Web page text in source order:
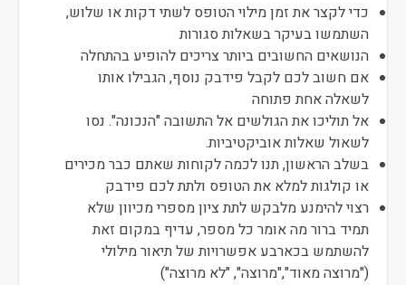
כדי לקצר את זמן מילוי הטופס לשתי דקות או שלוש,
השתמשו בעיקר בשאלות סגורות
הנושאים החשובים ביותר צריכים להופיע בהתחלה
אם חשוב לכם לקבל פידבק נוסף, הגבילו אותו
לשאלה אחת פתוחה
אל תוליכו את הגולשים אל התשובה "הנכונה". נסו
לשאול שאלות אוביקטיביות.
בשלב הראשון, תנו לכמה לקוחות שאתם כבר מכירים
או קולגות למלא את הטופס ולתת לכם פידבק
רצוי להימנע מלבקש לתת ציון מספרי מכיוון שלא
תמיד ברור מה אומר כל מספר, עדיף במקום זאת
להשתמש בכארבע אפשרויות של תיאור מילולי
("מרוצה מאוד","מרוצה", "לא מרוצה")